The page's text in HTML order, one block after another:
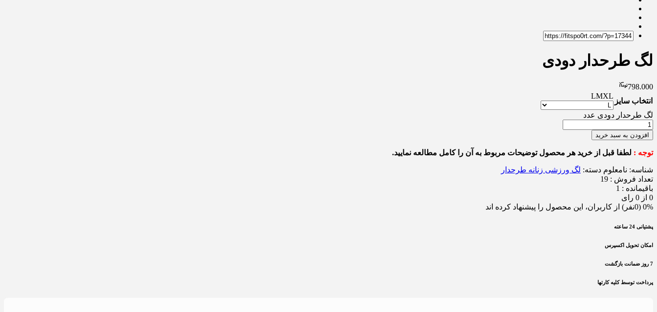
لگ طرحدار دودی
798.000
انتخاب سایز
LMXL
لگ طرحدار دودی عدد
افزودن به سبد خرید
توجه : لطفا قبل از خرید هر محصول توضیحات مربوط به آن را کامل مطالعه نمایید.
شناسه: نامعلوم دسته: لگ ورزشی زنانه طرحدار
تعداد فروش : 19
باقیمانده : 1
0 از 0 رای
0% (0نفر) از کاربران، این محصول را پیشنهاد کرده اند
پشتیانی 24 ساعته
امکان تحویل اکسپرس
7 روز ضمانت بازگشت
پرداخت توسط کلیه کارتها